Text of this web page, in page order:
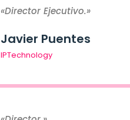
«Director Ejecutivo.»
Javier Puentes
IPTechnology